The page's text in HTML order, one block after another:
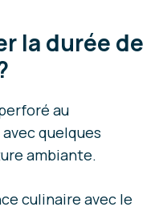
la durée de
au
quelques
ambiante.
culinaire avec le